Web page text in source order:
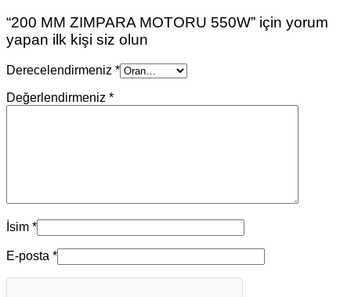
“200 MM ZIMPARA MOTORU 550W” için yorum
yapan ilk kişi siz olun
Derecelendirmeniz *
Değerlendirmeniz *
İsim *
E-posta *